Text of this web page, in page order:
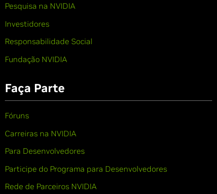
Pesquisa na NVIDIA
Investidores
Responsabilidade Social
Fundação NVIDIA
Faça Parte
Fóruns
Carreiras na NVIDIA
Para Desenvolvedores
Participe do Programa para Desenvolvedores
Rede de Parceiros NVIDIA